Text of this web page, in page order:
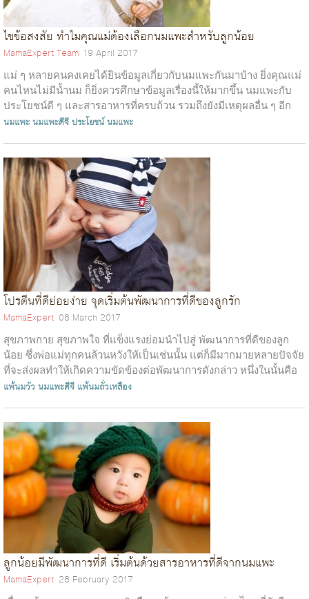
ไขข้อสงสัย ทำไมคุณแม่ต้องเลือกนมแพะสำหรับลูกน้อย
MamaExpert Team 19 April 2017
แม่ ๆ หลายคนคงเคยได้ยินข้อมูลเกี่ยวกับนมแพะกันมาบ้าง ยิ่งคุณแม่
คนไหนไม่มีน้ำนม ก็ยิ่งควรศึกษาข้อมูลเรื่องนี้ให้มากขึ้น นมแพะกับ
ประโยชน์ดี ๆ และสารอาหารที่ครบถ้วน รวมถึงยังมีเหตุผลอื่น ๆ อีก
มากมาย เราม...
นมแพะนมแพะดีจีประโยชน์ นมแพะ
โปรตีนที่ดีย่อยง่าย จุดเริ่มต้นพัฒนาการที่ดีของลูกรัก
MamaExpert 08 March 2017
สุขภาพกาย สุขภาพใจ ที่แข็งแรงย่อมนำไปสู่ พัฒนาการที่ดีของลูก
น้อย ซึ่งพ่อแม่ทุกคนล้วนหวังให้เป็นเช่นนั้น แต่ก็มีมากมายหลายปัจจัย
ที่จะส่งผลทำให้เกิดความขัดข้องต่อพัฒนาการดังกล่าว หนึ่งในนั้นคือ
อาการท...
แพ้นมวัว นมแพะดีจี แพ้นมถั่วเหลือง
ลูกน้อยมีพัฒนาการที่ดี เริ่มต้นด้วยสารอาหารที่ดีจากนมแพะ
MamaExpert 28 February 2017